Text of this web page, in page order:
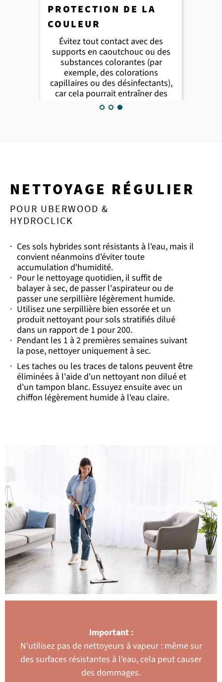
RECUEILLIR LES
SALISSURES
Installez des paillassons
suffisamment grands dans
l'entrée : cela permettra de
retenir efficacement la saleté et
l'humidité.
PROTECTION ANTI-
RAYURES
Placez des patins ou des
cales adaptés (type W) sous
les chaises et les meubles :
cela protège les surfaces et
prolonge leur durée de vie.
PROTECTION DE LA
COULEUR
Évitez tout contact avec des
supports en caoutchouc ou des
substances colorantes (par
exemple, des colorations
capillaires ou des désinfectants),
car cela pourrait entraîner des
décolorations.
NETTOYAGE RÉGULIER
POUR UBERWOOD &
HYDROCLICK
· Ces sols hybrides sont résistants à l'eau, mais il
convient néanmoins d'éviter toute
accumulation d'humidité.
· Pour le nettoyage quotidien, il suffit de
balayer à sec, de passer l'aspirateur ou de
passer une serpillière légèrement humide.
· Utilisez une serpillière bien essorée et un
produit nettoyant pour sols stratifiés dilué
dans un rapport de 1 pour 200.
· Pendant les 1 à 2 premières semaines suivant
la pose, nettoyer uniquement à sec.
· Les taches ou les traces de talons peuvent être
éliminées à l'aide d'un nettoyant non dilué et
d'un tampon blanc. Essuyez ensuite avec un
chiffon légèrement humide à l'eau claire.
Important :
N'utilisez pas de nettoyeurs à vapeur : même sur
des surfaces résistantes à l'eau, cela peut causer
des dommages.